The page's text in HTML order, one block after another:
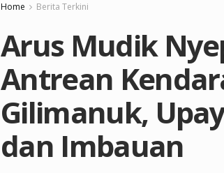
Home Berita Terkini
Arus Mudik
Antrean
Gilimanuk,
dan Imbauan